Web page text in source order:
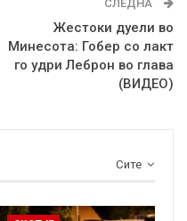
СЛЕДНА
Жестоки дуели во
Минесота: Гобер со лакт
го удри Леброн во глава
(ВИДЕО)
Сите